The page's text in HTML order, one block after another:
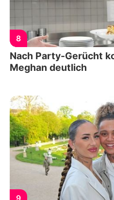
8
Nach Party-Gerücht
Meghan deutlich